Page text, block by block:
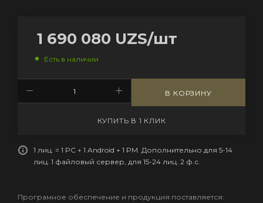
1 690 080 UZS/шт
Есть в наличии
В КОРЗИНУ
КУПИТЬ В 1 КЛИК
1 лиц. = 1 PC + 1 Android + 1 PM. Дополнительно для 5-14
лиц. 1 файловый сервер, для 15-24 лиц. 2 ф.с.
Програмное обеспечение и продукция поставляется: